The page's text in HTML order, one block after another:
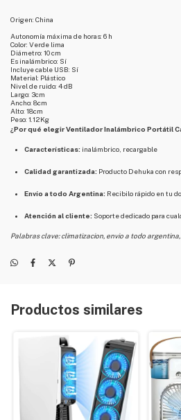
Origen: China
Autonomía máxima de horas: 6 h
Color: Verde lima
Diámetro: 10 cm
Es inalámbrico: Sí
Incluye cable USB: Sí
Material: Plástico
Nivel de ruido: 4 dB
Largo: 3cm
Ancho: 8cm
Alto: 18cm
Peso: 1.12Kg
¿Por qué elegir Ventilador Inalámbrico Portátil
Características: inalámbrico, recargable
Calidad garantizada: Producto Dehuka con
Envío a todo Argentina: Recibilo rápido en tu
Atención al cliente: Soporte dedicado para
Palabras clave: climatizacion, envio a todo
Productos similares